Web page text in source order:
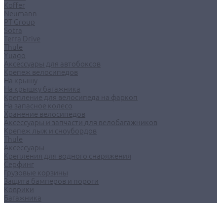
Koffer
Neumann
PT Group
Sotra
Terra Drive
Thule
Yuago
Аксессуары для автобоксов
Крепеж велосипедов
На крышу
На крышку багажника
Крепление для велосипеда на фаркоп
На запасное колесо
Хранение велосипедов
Аксессуары и запчасти для велобагажников
Крепеж лыж и сноубордов
Thule
Аксессуары
Крепления для водного снаряжения
Серфинг
Грузовые корзины
Защита бамперов и пороги
Коврики
Багажника